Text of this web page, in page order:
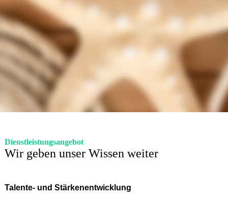
Dienstleistungsangebot
Wir geben unser Wissen weiter
Talente- und Stärkenentwicklung